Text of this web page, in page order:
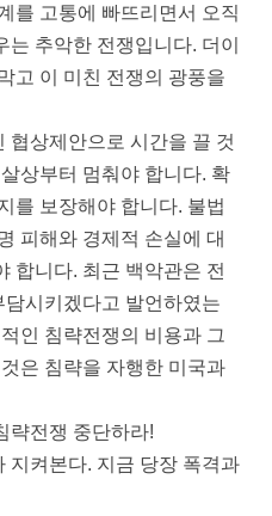
를 고통에 빠뜨리면서 오직
추악한 전쟁입니다. 더이
고 이 미친 전쟁의 광풍을
협상제안으로 시간을 끌 것
상부터 멈춰야 합니다. 확
를 보장해야 합니다. 불법
피해와 경제적 손실에 대
합니다. 최근 백악관은 전
시키겠다고 발언하였는
인 침략전쟁의 비용과 그
은 침략을 자행한 미국과
략전쟁 중단하라!
지켜본다. 지금 당장 폭격과